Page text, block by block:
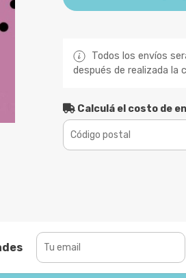
Todos los envíos
después de realizada la
Calculá el costo de